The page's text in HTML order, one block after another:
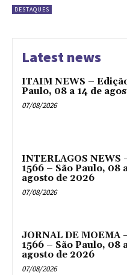
DESTAQUES
Latest news
ITAIM NEWS –
Paulo, 08 a 14 de
07/08/2026
INTERLAGOS NEWS
1566 – São Paulo, 08
agosto de 2026
07/08/2026
JORNAL DE MOEMA
1566 – São Paulo, 08
agosto de 2026
07/08/2026